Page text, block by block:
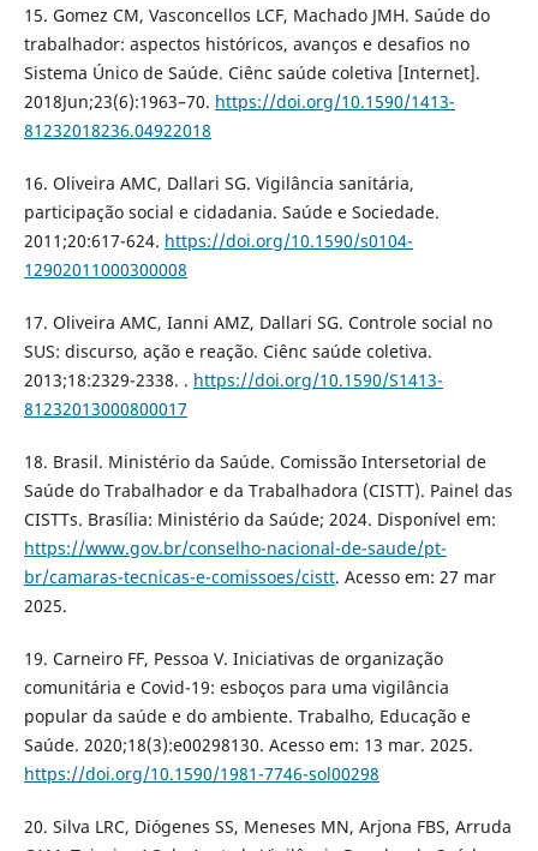
15. Gomez CM, Vasconcellos LCF, Machado JMH. Saúde do
trabalhador: aspectos históricos, avanços e desafios no
Sistema Único de Saúde. Ciênc saúde coletiva [Internet].
2018Jun;23(6):1963–70. https://doi.org/10.1590/1413-
81232018236.04922018
16. Oliveira AMC, Dallari SG. Vigilância sanitária,
participação social e cidadania. Saúde e Sociedade.
2011;20:617-624. https://doi.org/10.1590/s0104-
12902011000300008
17. Oliveira AMC, Ianni AMZ, Dallari SG. Controle social no
SUS: discurso, ação e reação. Ciênc saúde coletiva.
2013;18:2329-2338. . https://doi.org/10.1590/S1413-
81232013000800017
18. Brasil. Ministério da Saúde. Comissão Intersetorial de
Saúde do Trabalhador e da Trabalhadora (CISTT). Painel das
CISTTs. Brasília: Ministério da Saúde; 2024. Disponível em:
https://www.gov.br/conselho-nacional-de-saude/pt-
br/camaras-tecnicas-e-comissoes/cistt. Acesso em: 27 mar
2025.
19. Carneiro FF, Pessoa V. Iniciativas de organização
comunitária e Covid-19: esboços para uma vigilância
popular da saúde e do ambiente. Trabalho, Educação e
Saúde. 2020;18(3):e00298130. Acesso em: 13 mar. 2025.
https://doi.org/10.1590/1981-7746-sol00298
20. Silva LRC, Diógenes SS, Meneses MN, Arjona FBS, Arruda